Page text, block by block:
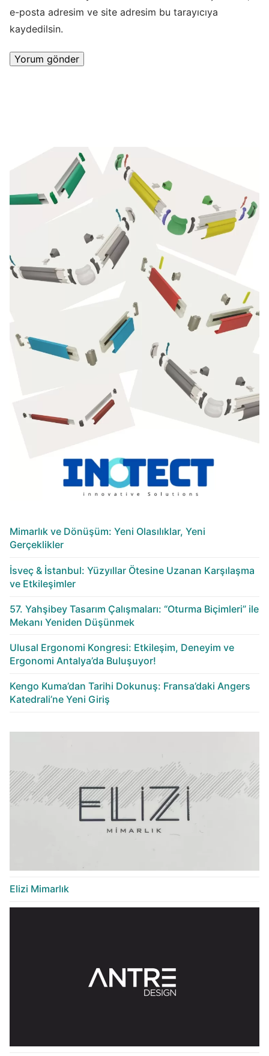
e-posta adresim ve site adresim bu tarayıcıya
kaydedilsin.
Mimarlık ve Dönüşüm: Yeni Olasılıklar, Yeni
Gerçeklikler
İsveç & İstanbul: Yüzyıllar Ötesine Uzanan Karşılaşma
ve Etkileşimler
57. Yahşibey Tasarım Çalışmaları: “Oturma Biçimleri” ile
Mekanı Yeniden Düşünmek
Ulusal Ergonomi Kongresi: Etkileşim, Deneyim ve
Ergonomi Antalya’da Buluşuyor!
Kengo Kuma’dan Tarihi Dokunuş: Fransa’daki Angers
Katedrali’ne Yeni Giriş
Elizi Mimarlık